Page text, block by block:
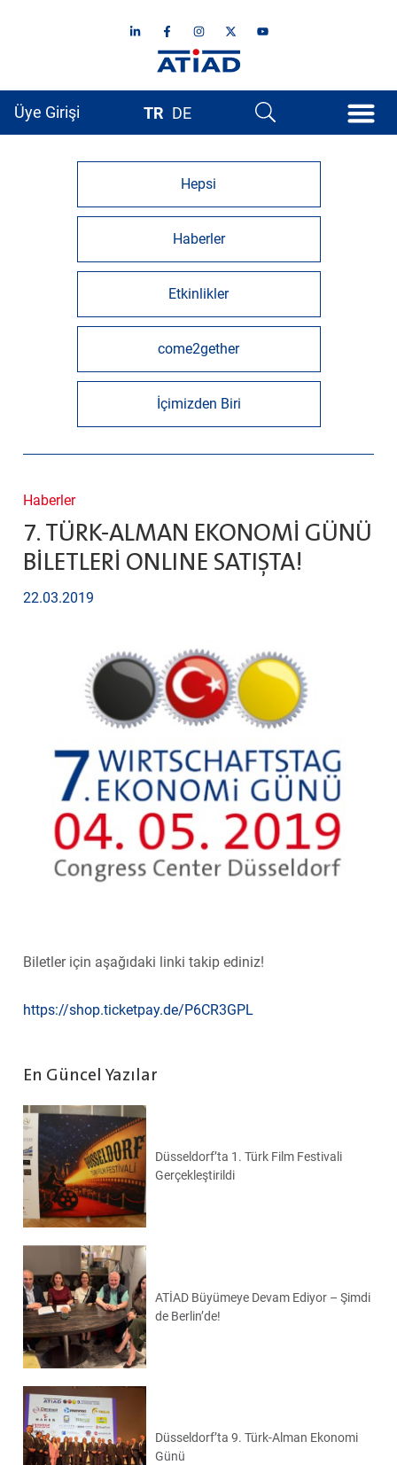
Üye Girişi TR DE
Haberler
7. TÜRK-ALMAN EKONOMİ GÜNÜ
BİLETLERİ ONLINE SATIŞTA!
22.03.2019
Biletler için aşağıdaki linki takip ediniz!
https://shop.ticketpay.de/P6CR3GPL
En Güncel Yazılar
Düsseldorf’ta 1. Türk Film Festivali
Gerçekleştirildi
ATİAD Büyümeye Devam Ediyor – Şimdi
de Berlin’de!
Düsseldorf’ta 9. Türk-Alman Ekonomi
Günü
Hepsi
Haberler
Etkinlikler
come2gether
İçimizden Biri